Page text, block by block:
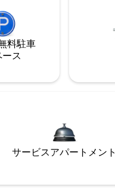
料駐⁠車
ス
サービスアパートメント